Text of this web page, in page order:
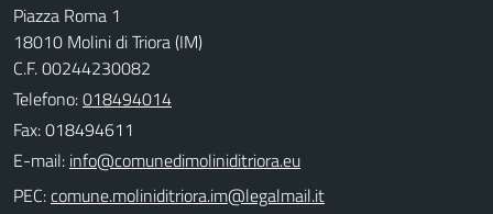
Piazza Roma 1
18010 Molini di Triora (IM)
C.F. 00244230082
Telefono:018494014
Fax: 018494611
E-mail:
PEC: